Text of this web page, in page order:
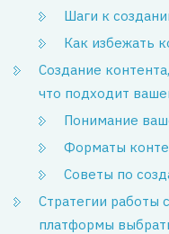
Шаги к
Как избежать
Создание
что подходит
Понимание
Форматы
Советы по
Стратегии работы
платформы